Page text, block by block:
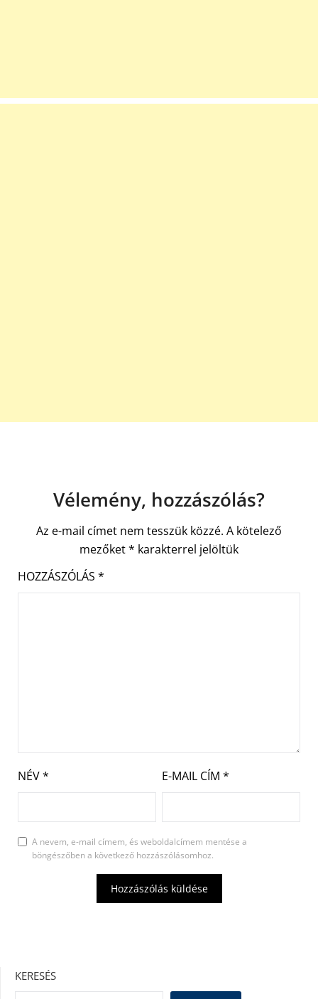
Vélemény, hozzászólás?
Az e-mail címet nem tesszük közzé. A kötelező
mezőket* karakterrel jelöltük
HOZZÁSZÓLÁS *
NÉV* E-MAIL CÍM *
A nevem, e-mail címem, és weboldalcímem mentése a
böngészőben a következő hozzászólásomhoz.
KERESÉS